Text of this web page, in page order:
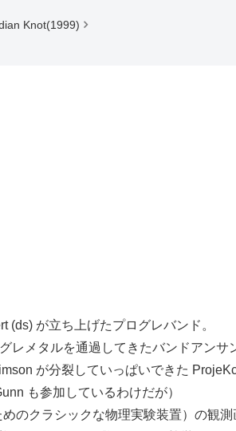
Knot(1999)
が立ち上げたプログレバンド。
レメタルを通過してきたバンドアン
が分裂していっぱいできた
も参加しているわけだが）
のクラシックな物理実験装置）の観